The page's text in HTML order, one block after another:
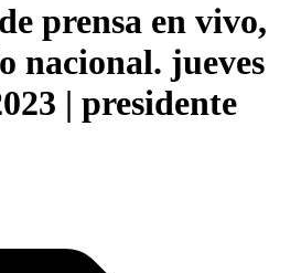
prensa en vivo,
nacional. jueves
| presidente